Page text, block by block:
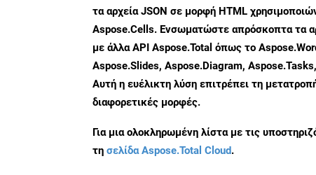
τα αρχεία JSON σε μορφή HTML
Aspose.Cells. Ενσωματώστε απρόσκοπτα τα
με άλλα API Aspose.Total όπως το
Aspose.Slides, Aspose.Diagram,
Αυτή η ευέλικτη λύση επιτρέπει τη
διαφορετικές μορφές.
Για μια ολοκληρωμένη λίστα με τις
τη σελίδα Aspose.Total Cloud.